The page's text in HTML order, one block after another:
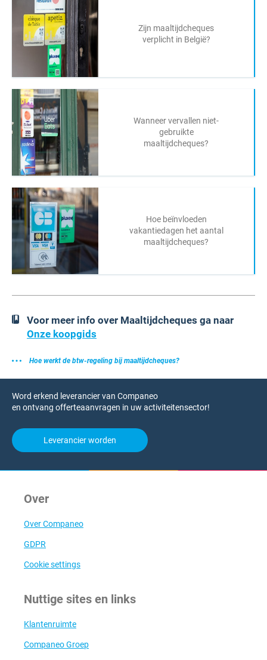
Zijn maaltijdcheques
verplicht in België?
Wanneer vervallen niet-
gebruikte
maaltijdcheques?
Hoe beïnvloeden
vakantiedagen het aantal
maaltijdcheques?
Voor meer info over Maaltijdcheques ga naar
Onze koopgids
Hoe werkt de btw-regeling bij maaltijdcheques?
Word erkend leverancier van Companeo
en ontvang offerteaanvragen in uw activiteitensector!
Leverancier worden
Over
Over Companeo
GDPR
Cookie settings
Nuttige sites en links
Klantenruimte
Companeo Groep